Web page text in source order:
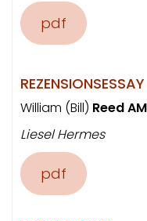
pdf
REZENSIONSESSAY
William (Bill) Reed
Liesel Hermes
pdf